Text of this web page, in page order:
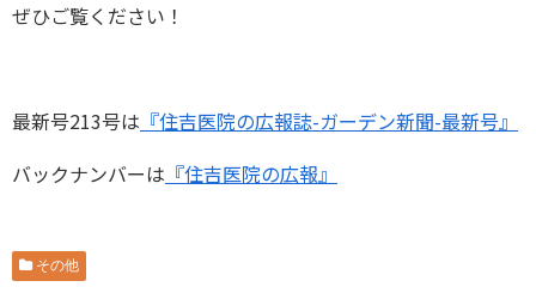
ぜひご覧ください！
最新号213号は 『住吉医院の広報誌-ガーデン新聞-最新号』
バックナンバーは 『住吉医院の広報』
その他